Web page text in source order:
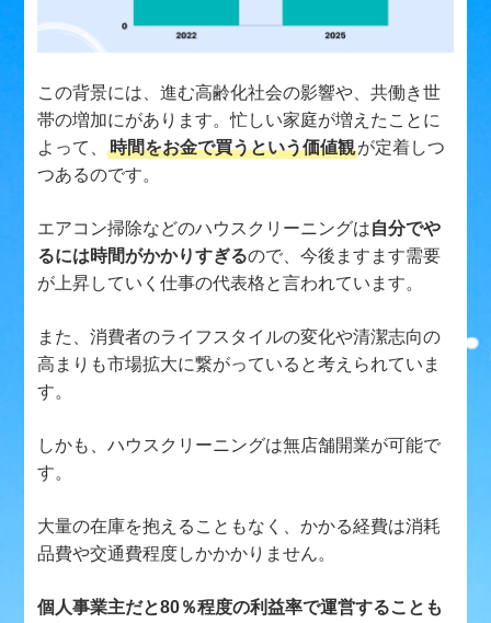
この背景には、進む高齢化社会の影響や、共働き世
帯の増加にがあります。忙しい家庭が増えたことに
よって、時間をお金で買うという価値観が定着しつ
つあるのです。
エアコン掃除などのハウスクリーニングは自分でや
るには時間がかかりすぎるので、今後ますます需要
が上昇していく仕事の代表格と言われています。
また、消費者のライフスタイルの変化や清潔志向の
高まりも市場拡大に繋がっていると考えられていま
す。
しかも、ハウスクリーニングは無店舗開業が可能で
す。
大量の在庫を抱えることもなく、かかる経費は消耗
品費や交通費程度しかかかりません。
個人事業主だと80％程度の利益率で運営することも